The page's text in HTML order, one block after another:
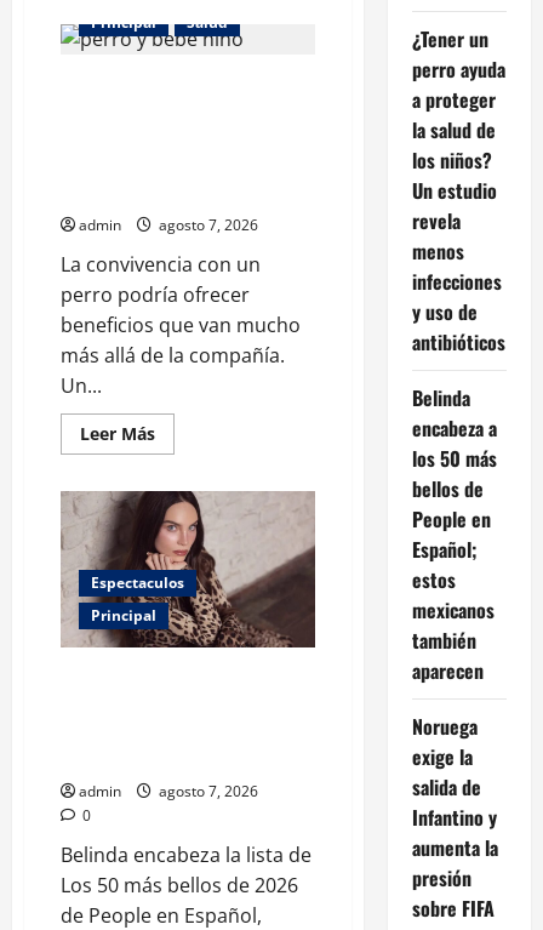
Los
gatos
con
discapacidades
del
desarrollo
Principal Salud
admin agosto 7, 2026
La convivencia con un
perro podría ofrecer
beneficios que van mucho
más allá de la compañía.
Un...
Leer MásLeer
más
¿Tener
un
perro
ayuda
a
proteger
la
salud
de
los
uso
de
Espectaculos
Principal
admin
agosto 7, 2026
0
Belinda encabeza la lista de
Los 50 más bellos de 2026
de People en Español,
¿Tener un
perro ayuda
a proteger
la salud de
los niños?
Un estudio
revela
menos
infecciones
y uso de
antibióticos
Belinda
encabeza a
los 50 más
bellos de
People en
Español;
estos
mexicanos
también
aparecen
Noruega
exige la
salida de
Infantino y
aumenta la
presión
sobre FIFA